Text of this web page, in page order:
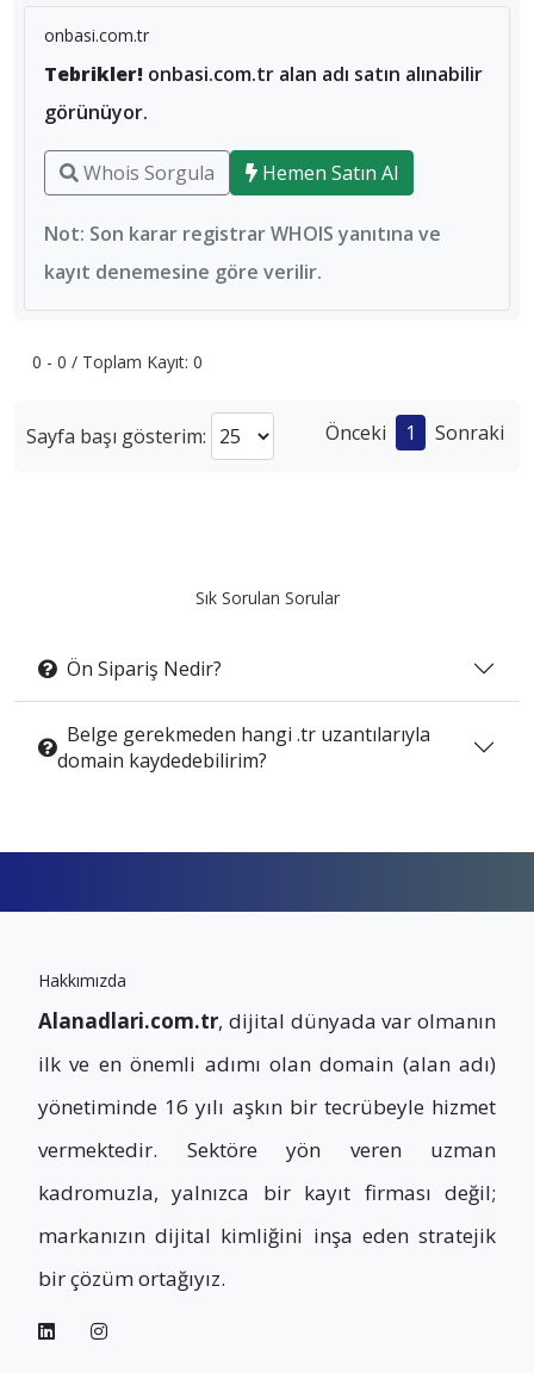
onbasi.com.tr
Tebrikler! onbasi.com.tr alan adı satın alınabilir
görünüyor.
Whois Sorgula Hemen Satın Al
Not: Son karar registrar WHOIS yanıtına ve
kayıt denemesine göre verilir.
0 - 0 / Toplam Kayıt: 0
Sayfa başı gösterim: Önceki 1 Sonraki
Sık Sorulan Sorular
Ön Sipariş Nedir?
Belge gerekmeden hangi .tr uzantılarıyla
domain kaydedebilirim?
Hakkımızda
Alanadlari.com.tr, dijital dünyada var olmanın
ilk ve en önemli adımı olan domain (alan adı)
yönetiminde 16 yılı aşkın bir tecrübeyle hizmet
vermektedir. Sektöre yön veren uzman
kadromuzla, yalnızca bir kayıt firması değil;
markanızın dijital kimliğini inşa eden stratejik
bir çözüm ortağıyız.